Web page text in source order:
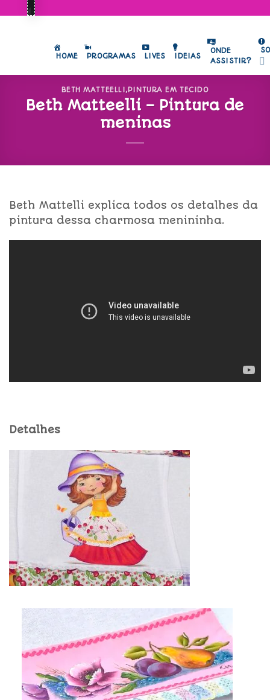
HOME PROGRAMAS LIVES IDEIAS
ONDE
ASSISTIR?
BETH MATTEELLI , PINTURA EM TECIDO
Beth Matteelli – Pintura de
meninas
Beth Mattelli explica todos os detalhes da
pintura dessa charmosa menininha.
Detalhes